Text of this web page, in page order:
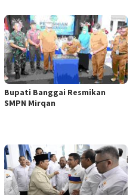
Bupati Banggai Resmikan
SMPN Mirqan